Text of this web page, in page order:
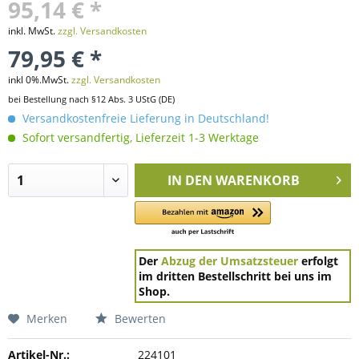
95,14 € *
inkl. MwSt.zzgl. Versandkosten
79,95 € *
inkl 0%.MwSt.zzgl. Versandkosten
bei Bestellung nach §12 Abs. 3 UStG (DE)
Versandkostenfreie Lieferung in Deutschland!
Sofort versandfertig, Lieferzeit 1-3 Werktage
IN DEN WARENKORB
DerAbzug der Umsatzsteuer erfolgt
im dritten Bestellschritt bei uns im
Shop.
Merken
Bewerten
Artikel-Nr.: 224101